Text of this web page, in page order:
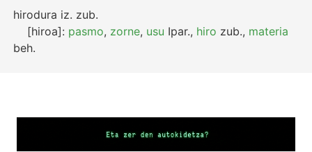
hirodura iz. zub.
[hiroa]: pasmo, zorne, usu Ipar., hiro zub., materia
beh.